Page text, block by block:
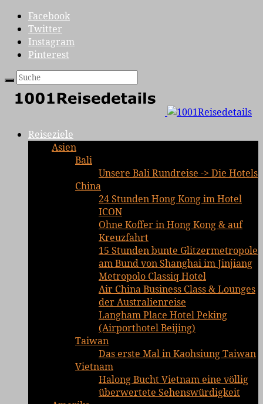
Facebook
Twitter
Instagram
Pinterest
Reiseziele
Asien
Bali
Unsere Bali Rundreise -> Die Hotels
China
24 Stunden Hong Kong im Hotel
ICON
Ohne Koffer in Hong Kong & auf
Kreuzfahrt
15 Stunden bunte Glitzermetropole
am Bund von Shanghai im Jinjiang
Metropolo Classiq Hotel
Air China Business Class & Lounges
der Australienreise
Langham Place Hotel Peking
(Airporthotel Beijing)
Taiwan
Das erste Mal in Kaohsiung Taiwan
Vietnam
Halong Bucht Vietnam eine völlig
überwertete Sehenswürdigkeit